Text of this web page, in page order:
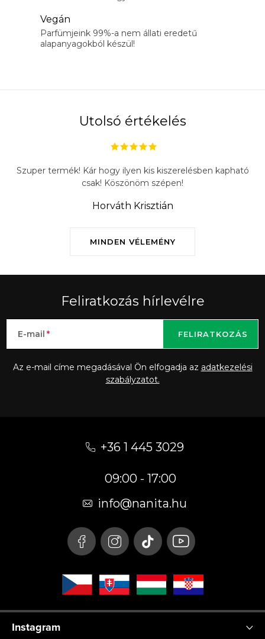
Vegán
Parfümjeink 99%-a nem állati eredetű
alapanyagokból készül!
Utolsó értékelés
MINDEN VÉLEMÉNY
Szuper termék! Kár hogy ilyen kis kiszerelésben kapható
csak! Köszönöm szépen!
Horváth Krisztián
Feliratkozás hírlevélre
E-mail
Az e-mail címe megadásával Ön elfogadja az adatkezelési
szabályzatot.
FELIRATKOZÁS
+36 1 445 3029
09:00 - 17:00
info@nanita.hu
Instagram